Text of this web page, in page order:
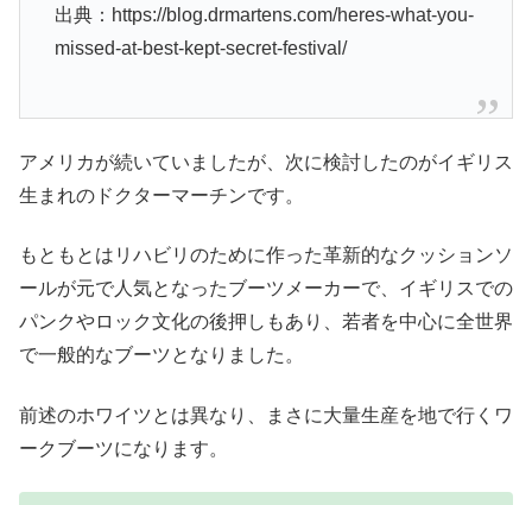
出典：https://blog.drmartens.com/heres-what-you-
missed-at-best-kept-secret-festival/
アメリカが続いていましたが、次に検討したのがイギリス
生まれのドクターマーチンです。
もともとはリハビリのために作った革新的なクッションソ
ールが元で人気となったブーツメーカーで、イギリスでの
パンクやロック文化の後押しもあり、若者を中心に全世界
で一般的なブーツとなりました。
前述のホワイツとは異なり、まさに大量生産を地で行くワ
ークブーツになります。